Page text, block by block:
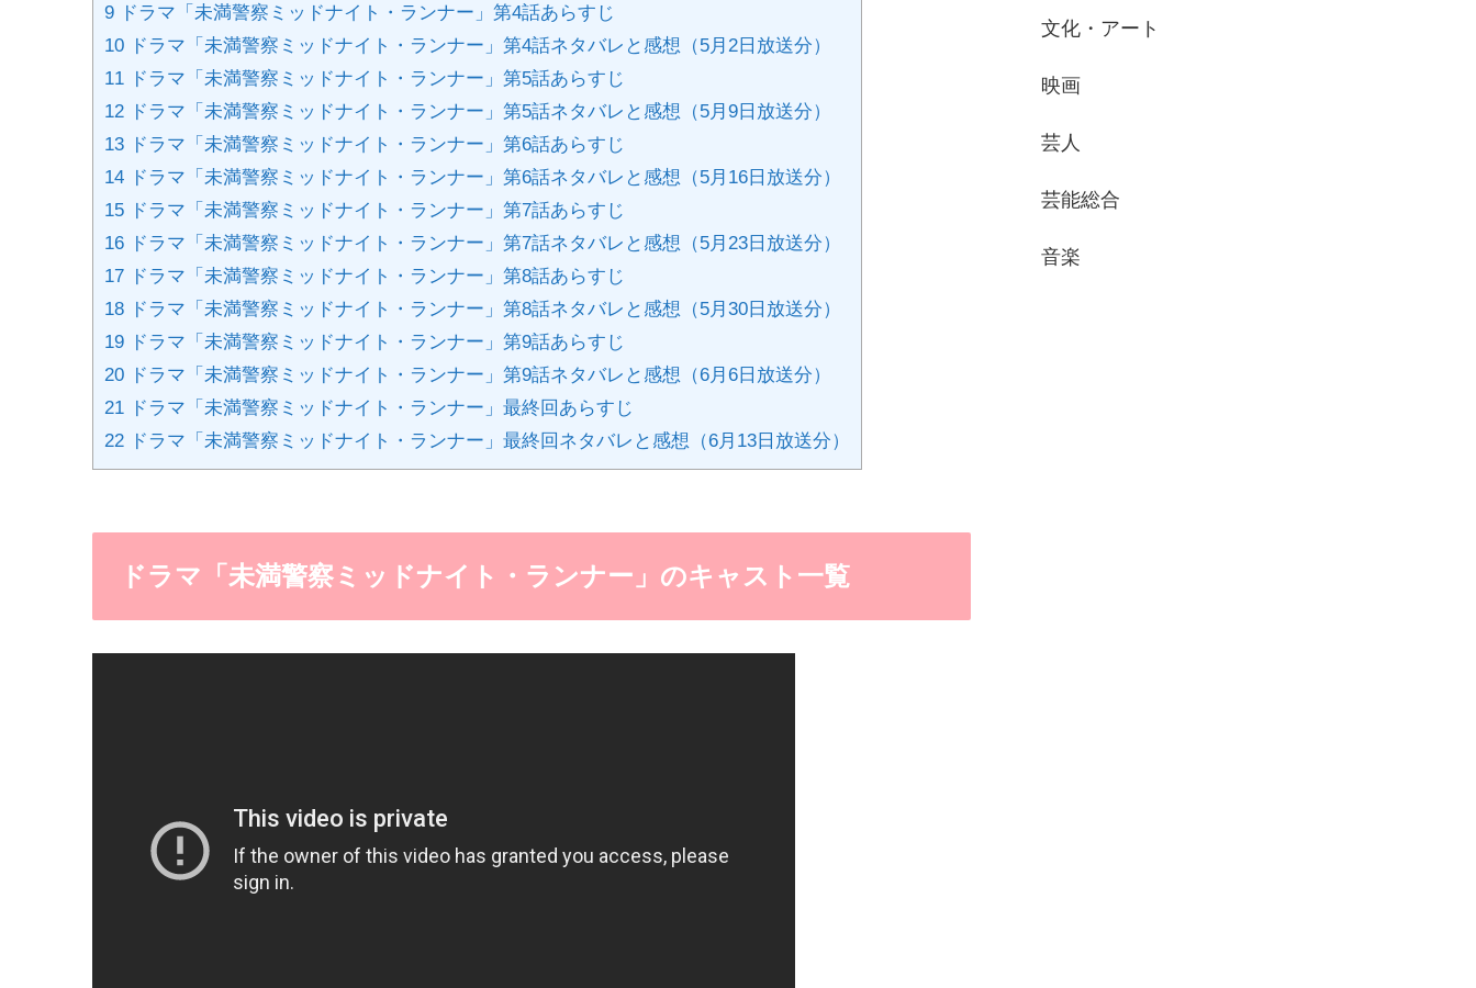
9 ドラマ「未満警察ミッドナイト・ランナー」第4話あらすじ
10 ドラマ「未満警察ミッドナイト・ランナー」第4話ネタバレと感想（5月2日放送分）
11 ドラマ「未満警察ミッドナイト・ランナー」第5話あらすじ
12 ドラマ「未満警察ミッドナイト・ランナー」第5話ネタバレと感想（5月9日放送分）
13 ドラマ「未満警察ミッドナイト・ランナー」第6話あらすじ
14 ドラマ「未満警察ミッドナイト・ランナー」第6話ネタバレと感想（5月16日放送分）
15 ドラマ「未満警察ミッドナイト・ランナー」第7話あらすじ
16 ドラマ「未満警察ミッドナイト・ランナー」第7話ネタバレと感想（5月23日放送分）
17 ドラマ「未満警察ミッドナイト・ランナー」第8話あらすじ
18 ドラマ「未満警察ミッドナイト・ランナー」第8話ネタバレと感想（5月30日放送分）
19 ドラマ「未満警察ミッドナイト・ランナー」第9話あらすじ
20 ドラマ「未満警察ミッドナイト・ランナー」第9話ネタバレと感想（6月6日放送分）
21 ドラマ「未満警察ミッドナイト・ランナー」最終回あらすじ
22 ドラマ「未満警察ミッドナイト・ランナー」最終回ネタバレと感想（6月13日放送分）
ドラマ「未満警察ミッドナイト・ランナー」のキャスト一覧
文化・アート
映画
芸人
芸能総合
音楽